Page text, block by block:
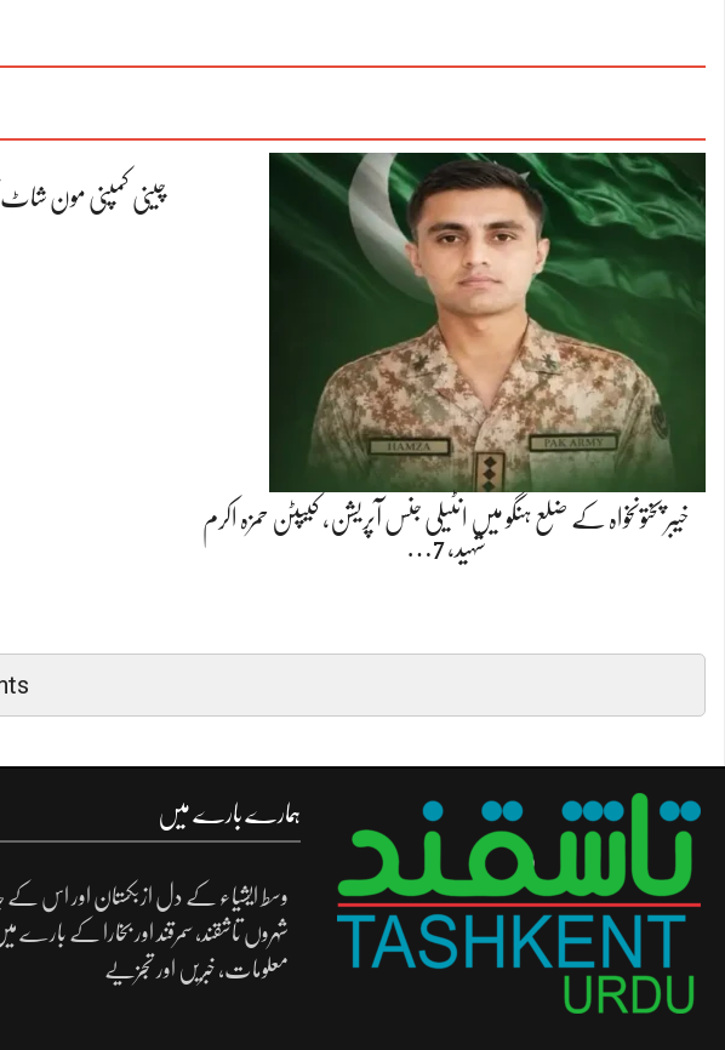
خیبر پختونخواہ کے ضلع ہنگو میں انٹیلی جنس آپریشن، کیپٹن حمزہ اکرم
شہید، 7…
چینی کمپنی مون
ہمارے بارے میں
وسط ایشیاء کے دل ازبکستان اور اس کے
شہروں تاشقند، سمرقند اور بخارا کے بارے
معلومات، خبریں اور تجزیے